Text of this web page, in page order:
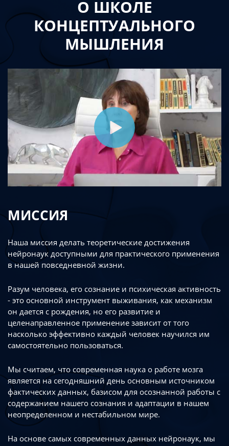
О ШКОЛЕ
КОНЦЕПТУАЛЬНОГО
МЫШЛЕНИЯ
МИССИЯ
Наша миссия делать теоретические достижения
нейронаук доступными для практического применения
в нашей повседневной жизни.
Разум человека, его сознание и психическая активность
- это основной инструмент выживания, как механизм
он дается с рождения, но его развитие и
целенаправленное применение зависит от того
насколько эффективно каждый человек научился им
самостоятельно пользоваться.
Мы считаем, что современная наука о работе мозга
является на сегодняшний день основным источником
фактических данных, базисом для осознанной работы с
содержанием нашего сознания и адаптации в нашем
неопределенном и нестабильном мире.
На основе самых современных данных нейронаук, мы